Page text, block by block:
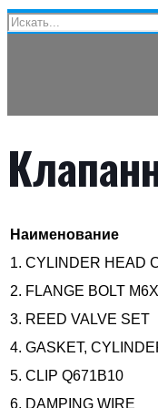
Наименование
1. CYLINDER HEAD
2. FLANGE BOLT
3. REED VALVE SET
4. GASKET,
5. CLIP Q671B10
6. DAMPING WIRE